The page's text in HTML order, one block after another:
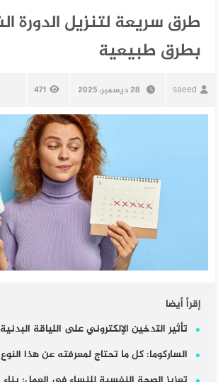
طرق سريعة لتنزيل الدورة
بطرق طبيعية
saeed 28 ديسمبر، 2025 471
إقرأ أيضا
تأثير التدخين الإلكتروني على اللياقة
الساركوما: كل ما تحتاج لمعرفته عن هذا